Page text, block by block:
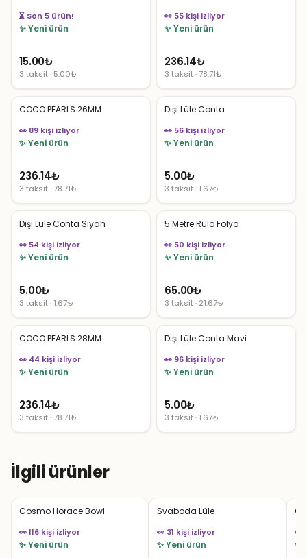
⏳ Son 5 ürün!
✨ Yeni ürün
15.00₺
3 taksit · 5.00₺
👀 55 kişi izliyor
✨ Yeni ürün
236.14₺
3 taksit · 78.71₺
COCO PEARLS 26MM
👀 89 kişi izliyor
✨ Yeni ürün
236.14₺
3 taksit · 78.71₺
Dişi Lüle Conta
👀 56 kişi izliyor
✨ Yeni ürün
5.00₺
3 taksit · 1.67₺
Dişi Lüle Conta Siyah
👀 54 kişi izliyor
✨ Yeni ürün
5.00₺
3 taksit · 1.67₺
5 Metre Rulo Folyo
👀 50 kişi izliyor
✨ Yeni ürün
65.00₺
3 taksit · 21.67₺
COCO PEARLS 28MM
👀 44 kişi izliyor
✨ Yeni ürün
236.14₺
3 taksit · 78.71₺
Dişi Lüle Conta Mavi
👀 96 kişi izliyor
✨ Yeni ürün
5.00₺
3 taksit · 1.67₺
İlgili ürünler
Cosmo Horace Bowl
👀 116 kişi izliyor
✨ Yeni ürün
Svaboda Lüle
👀 31 kişi izliyor
✨ Yeni ürün
👀
✨